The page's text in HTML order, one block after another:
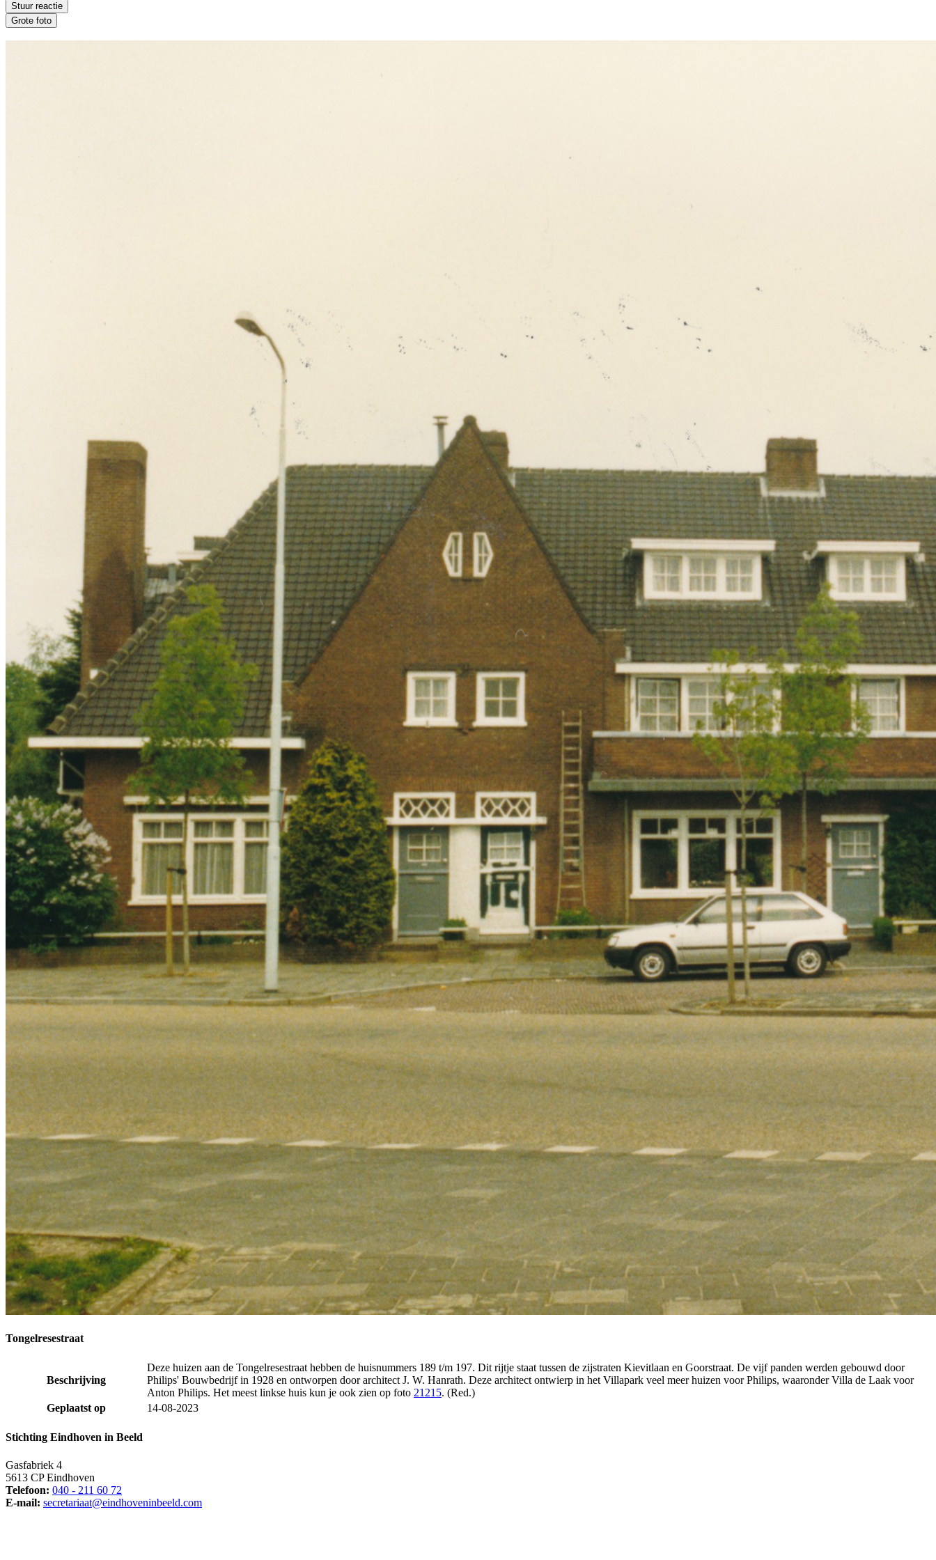
Tongelresestraat
Beschrijving
Deze huizen aan de Tongelresestraat hebben de huisnummers 189 t/m 197. Dit rijtje staat tussen de zijstraten Kievitlaan en Goorstraat. De vijf panden werden gebouwd door
Philips' Bouwbedrijf in 1928 en ontworpen door architect J. W. Hanrath. Deze architect ontwierp in het Villapark veel meer huizen voor Philips, waaronder Villa de Laak voor
Anton Philips. Het meest linkse huis kun je ook zien op foto 21215. (Red.)
Geplaatst op
14-08-2023
Stichting Eindhoven in Beeld
Gasfabriek 4
5613 CP Eindhoven
Telefoon: 040 - 211 60 72
E-mail: secretariaat@eindhoveninbeeld.com